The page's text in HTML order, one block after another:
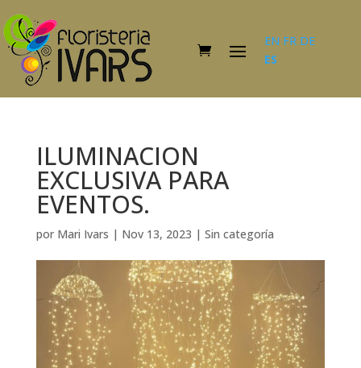
EN FR DE
ES
ILUMINACION
EXCLUSIVA PARA
EVENTOS.
por Mari Ivars | Nov 13, 2023 | Sin categoría